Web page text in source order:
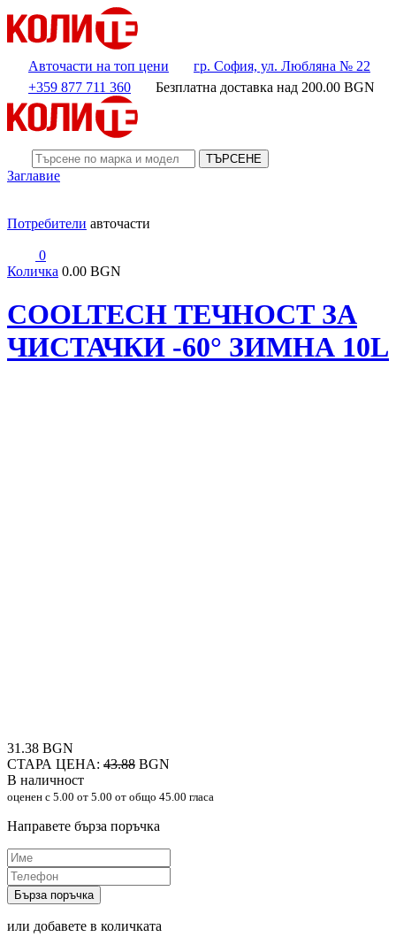
Авточасти на топ цени
гр. София, ул. Любляна № 22
+359 877 711 360
Безплатна доставка над 200.00 BGN
ТЪРСЕНЕ
Заглавие
Потребители авточасти
0
Количка 0.00 BGN
COOLTECH ТЕЧНОСТ ЗА
ЧИСТАЧКИ -60° ЗИМНА 10L
31.38 BGN
СТАРА ЦЕНА: 43.88 BGN
В наличност
оценен с 5.00 от 5.00 от общо 45.00 гласа
Направете бърза поръчка
Бърза поръчка
или добавете в количката